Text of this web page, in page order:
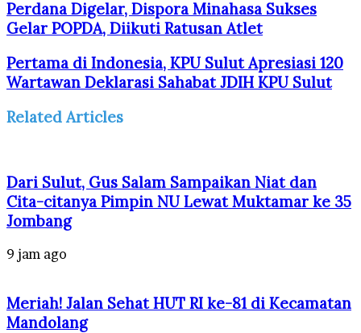
Perdana Digelar, Dispora Minahasa Sukses
Gelar POPDA, Diikuti Ratusan Atlet
Pertama di Indonesia, KPU Sulut Apresiasi 120
Wartawan Deklarasi Sahabat JDIH KPU Sulut
Related Articles
Dari Sulut, Gus Salam Sampaikan Niat dan
Cita-citanya Pimpin NU Lewat Muktamar ke 35
Jombang
9 jam ago
Meriah! Jalan Sehat HUT RI ke-81 di Kecamatan
Mandolang